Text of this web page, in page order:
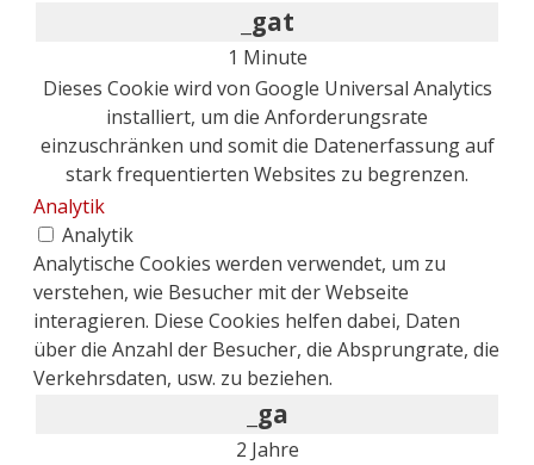
_gat
1 Minute
Dieses Cookie wird von Google Universal Analytics
installiert, um die Anforderungsrate
einzuschränken und somit die Datenerfassung auf
stark frequentierten Websites zu begrenzen.
Analytik
Analytik
Analytische Cookies werden verwendet, um zu
verstehen, wie Besucher mit der Webseite
interagieren. Diese Cookies helfen dabei, Daten
über die Anzahl der Besucher, die Absprungrate, die
Verkehrsdaten, usw. zu beziehen.
_ga
2 Jahre